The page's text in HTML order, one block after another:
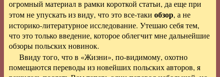
огромный материал в рамки короткой статьи, да еще при
этом не упускать из виду, что это все-таки обзор, а не
историко-литературное исследование. Утешаю себя тем,
что это только введение, которое облегчит мне дальнейшие
обзоры польских новинок.
Ввиду того, что в «Жизни», по-видимому, охотно
помещаются переводы из новейших польских авторов, я